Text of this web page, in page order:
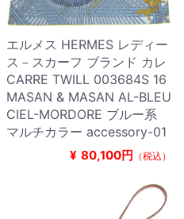
エルメス HERMES レディー
ス－スカーフ ブランド カレ
CARRE TWILL 003684S 16
MASAN & MASAN AL-BLEU
CIEL-MORDORE ブルー系
マルチカラー accessory-01
¥ 80,100円 （税込）